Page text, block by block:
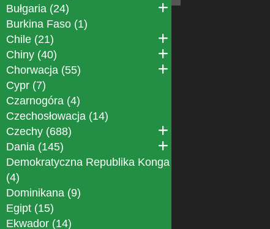
Bułgaria (24)
Burkina Faso (1)
Chile (21)
Chiny (40)
Chorwacja (55)
Cypr (7)
Czarnogóra (4)
Czechosłowacja (14)
Czechy (688)
Dania (145)
Demokratyczna Republika Konga
(4)
Dominikana (9)
Egipt (15)
Ekwador (14)